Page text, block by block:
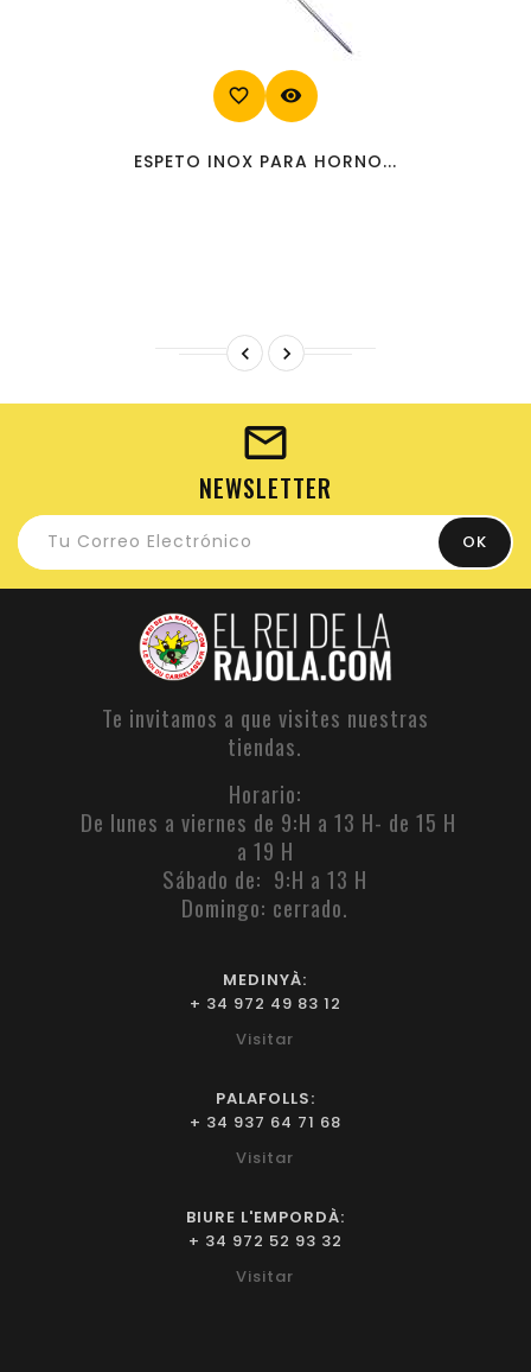
favorite_border visibility
ESPETO INOX PARA HORNO...
 
NEWSLETTER
Te invitamos a que visites nuestras
tiendas.
Horario:
De lunes a viernes de 9:H a 13 H- de 15 H
a 19 H
Sábado de: 9:H a 13 H
Domingo: cerrado.
MEDINYÀ:
+ 34 972 49 83 12
Visitar
PALAFOLLS:
+ 34 937 64 71 68
Visitar
BIURE L'EMPORDÀ:
+ 34 972 52 93 32
Visitar